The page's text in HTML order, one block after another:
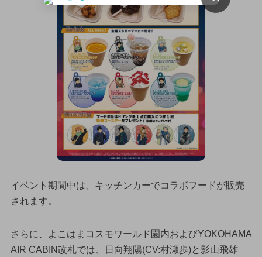
イベント期間中は、キッチンカーでコラボフードが販売
されます。
さらに、よこはまコスモワールド園内およびYOKOHAMA
AIR CABIN改札では、日向翔陽(CV:村瀬歩)と影山飛雄